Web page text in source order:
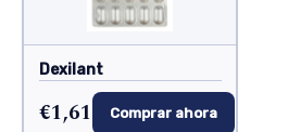
Dexilant
€1,61 Comprar ahora